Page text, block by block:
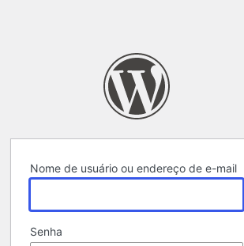
Nome de usuário ou endereço de e-mail
Senha